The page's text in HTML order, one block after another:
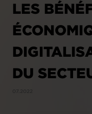
LES
DU